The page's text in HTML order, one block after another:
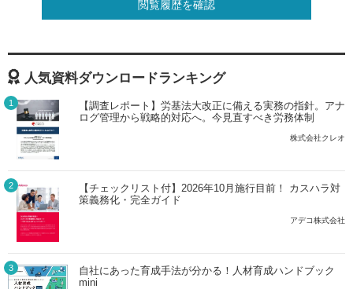
閲覧履歴を確認
人気資料ダウンロードランキング
1
【調査レポート】労基法大改正に備える実務の指針。アナ
ログ管理から戦略的対応へ。今見直すべき労務体制
株式会社クレオ
2
【チェックリスト付】2026年10月施行目前！ カスハラ対
策義務化・完全ガイド
アデコ株式会社
3
自社にあった育成手法が分かる！人材育成ハンドブック
mini